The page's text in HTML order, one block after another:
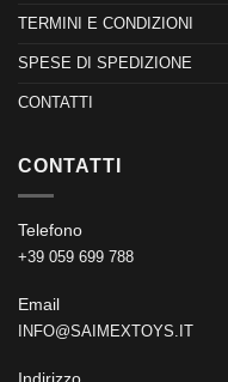
TERMINI E CONDIZIONI
SPESE DI SPEDIZIONE
CONTATTI
CONTATTI
Telefono
+39 059 699 788
Email
INFO@SAIMEXTOYS.IT